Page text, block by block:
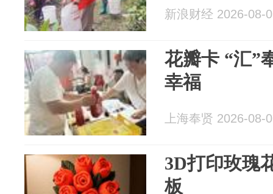
新浪财经 2026-08-
花瓣卡 “汇”
幸福
上海奉贤 2026-08-
3D打印玫瑰
板